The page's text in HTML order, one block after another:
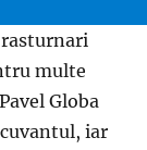
rasturnari
multe
Globa
iar